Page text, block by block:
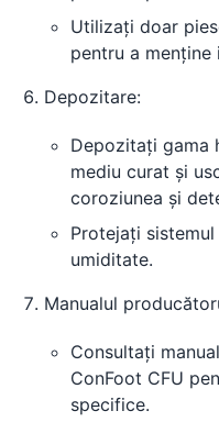
Utilizați doar
pentru a
Depozitare:
Depozitați gama
mediu curat și
coroziunea și
Protejați
umiditate.
Manualul
Consultați
ConFoot CFU
specifice.